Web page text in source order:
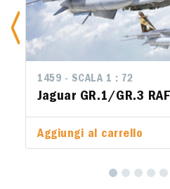
1459 - SCALA 1 : 72
Jaguar GR.1/GR.3 RAF
Aggiungi al carrello